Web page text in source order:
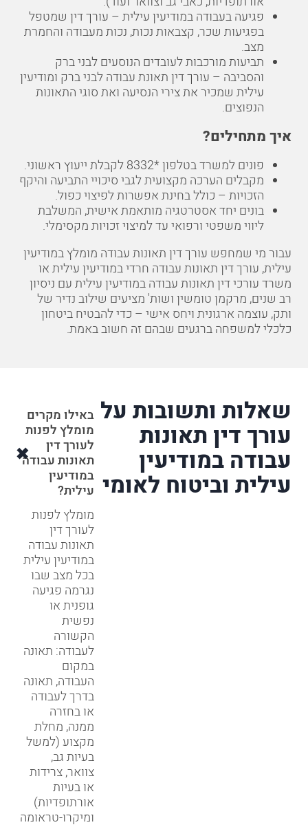
אורתופדיות, כאבי גב וצוואר ועוד).
פגיעה בעבודה במודיעין עילית – עורך דין שמטפל
בפגיעות שכר, קצבאות נכות, נכות מעבודה והחמרת
מצב.
תביעות מורכבות לעובדים הנוסעים לבני ברק
והסביבה – עורך דין תאונת עבודה לבני ברק ומודיעין
עילית שמכיר את צירי הנסיעה ואת סוגי התאונות
הנפוצים.
איך מתחילים?
פונים למשרד בטלפון *8332
לקבלת ייעוץ ראשוני.
מקבלים הערכה מקצועית לגבי סיכויי התביעה והיקף
הזכויות – כולל בחינת אפשרות לפיצוי כפול.
בונים יחד אסטרטגיה מותאמת אישית, המשלבת
ליווי משפטי ורפואי עד למיצוי זכויות מקסימלי.
עבור מי שמחפש עורך דין תאונות עבודה מומלץ במודיעין
עילית, עורך דין תאונות עבודה חרדי במודיעין עילית או
משרד עורכי דין תאונות עבודה במודיעין עילית עם ניסיון
רב שנים, מרקמן טומשין ושות' מציעים שילוב נדיר של
ותק, עוצמה ארגונית ויחס אישי – כדי להבטיח ביטחון
כלכלי למשפחה ברגעים שבהם זה חשוב באמת.
שאלות ותשובות על
עורך דין תאונות
עבודה במודיעין
עילית וביטוח לאומי
באילו מקרים
מומלץ לפנות
לעורך דין
תאונות עבודה
במודיעין
עילית?
מומלץ לפנות
לעורך דין
תאונות עבודה
במודיעין עילית
בכל מצב שבו
נגרמה פגיעה
גופנית או
נפשית
הקשורה
לעבודה: תאונה
במקום
העבודה, תאונה
בדרך לעבודה
או בחזרה
ממנה, מחלת
מקצוע (למשל
בעיות גב,
צוואר, צרידות
או בעיות
אורתופדיות)